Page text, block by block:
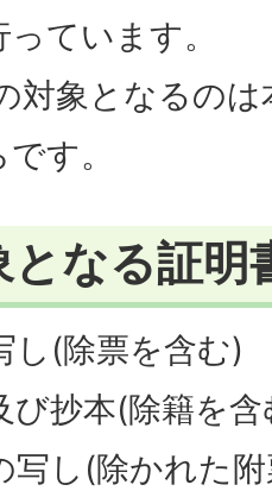
ています。
対象となるの
す。
となる証明
し(除票を含む)
び抄本(除籍を
写し(除かれた